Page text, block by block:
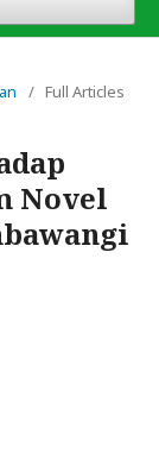
/ Full Articles
Novel